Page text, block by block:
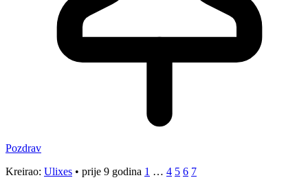
Pozdrav
Kreirao: Ulixes • prije 9 godina 1 … 4 5 6 7